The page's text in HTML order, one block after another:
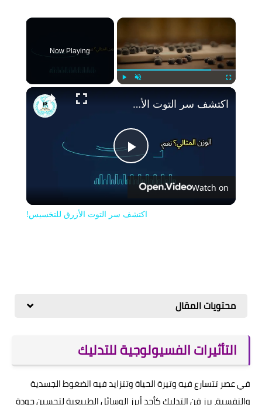
×
Fullscreen
Now Playing
Play
Video
اكتشف سر التوت الأزرق للتخسيس!
Watch on
اكتشف سر التوت الأزرق للتخسيس!
محتويات المقال
التأثيرات الفسيولوجية للتدليك
في عصر تتسارع فيه وتيرة الحياة وتتزايد فيه الضغوط الجسدية
والنفسية، برز فن التدليك كأحد أبرز الوسائل الطبيعية لتحسين جودة